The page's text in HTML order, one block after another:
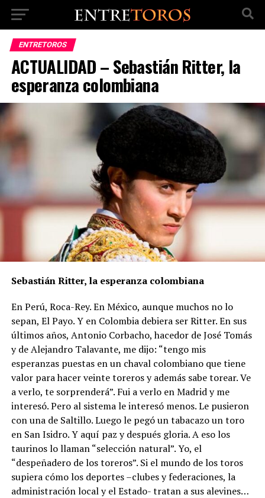
ENTRETOROS
ACTUALIDAD – Sebastián Ritter, la
esperanza colombiana
Sebastián Ritter, la esperanza colombiana
En Perú, Roca-Rey. En México, aunque muchos no lo
sepan, El Payo. Y en Colombia debiera ser Ritter. En sus
últimos años, Antonio Corbacho, hacedor de José Tomás
y de Alejandro Talavante, me dijo: “tengo mis
esperanzas puestas en un chaval colombiano que tiene
valor para hacer veinte toreros y además sabe torear. Ve
a verlo, te sorprenderá”. Fui a verlo en Madrid y me
interesó. Pero al sistema le interesó menos. Le pusieron
con una de Saltillo. Luego le pegó un tabacazo un toro
en San Isidro. Y aquí paz y después gloria. A eso los
taurinos lo llaman “selección natural”. Yo, el
“despeñadero de los toreros”. Si el mundo de los toros
supiera cómo los deportes –clubes y federaciones, la
administración local y el Estado- tratan a sus alevines…